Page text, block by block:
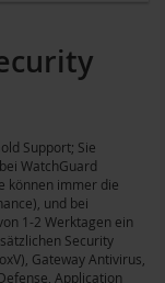
Support; Sie
WatchGuard
können immer die
und bei
1-2 Werktagen ein
Security
Gateway Antivirus,
Application